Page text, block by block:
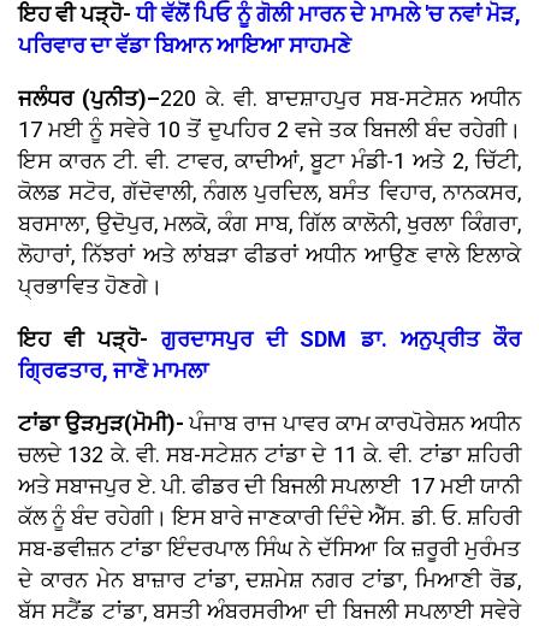
ਇਹ ਵੀ ਪੜ੍ਹੋ-ਧੀ ਵੱਲੋਂ ਪਿਓ ਨੂੰ ਗੋਲੀ ਮਾਰਨ ਦੇ ਮਾਮਲੇ 'ਚ ਨਵਾਂ ਮੋੜ,
ਪਰਿਵਾਰ ਦਾ ਵੱਡਾ ਬਿਆਨ ਆਇਆ ਸਾਹਮਣੇ
ਜਲੰਧਰ (ਪੁਨੀਤ)–220 ਕੇ. ਵੀ. ਬਾਦਸ਼ਾਹਪੁਰ ਸਬ-ਸਟੇਸ਼ਨ ਅਧੀਨ
17 ਮਈ ਨੂੰ ਸਵੇਰੇ 10 ਤੋਂ ਦੁਪਹਿਰ 2 ਵਜੇ ਤਕ ਬਿਜਲੀ ਬੰਦ ਰਹੇਗੀ।
ਇਸ ਕਾਰਨ ਟੀ. ਵੀ. ਟਾਵਰ, ਕਾਦੀਆਂ, ਬੂਟਾ ਮੰਡੀ-1 ਅਤੇ 2, ਚਿੱਟੀ,
ਕੋਲਡ ਸਟੋਰ, ਗੱਦੋਵਾਲੀ, ਨੰਗਲ ਪੁਰਦਿਲ, ਬਸੰਤ ਵਿਹਾਰ, ਨਾਨਕਸਰ,
ਬਰਸਾਲਾ, ਉਦੋਪੁਰ, ਮਲਕੋ, ਕੰਗ ਸਾਬ, ਗਿੱਲ ਕਾਲੋਨੀ, ਖੁਰਲਾ ਕਿੰਗਰਾ,
ਲੋਹਾਰਾਂ, ਨਿੱਝਰਾਂ ਅਤੇ ਲਾਂਬੜਾ ਫੀਡਰਾਂ ਅਧੀਨ ਆਉਣ ਵਾਲੇ ਇਲਾਕੇ
ਪ੍ਰਭਾਵਿਤ ਹੋਣਗੇ।
ਇਹ ਵੀ ਪੜ੍ਹੋ-ਗੁਰਦਾਸਪੁਰ ਦੀ SDM ਡਾ. ਅਨੁਪ੍ਰੀਤ ਕੌਰ
ਗ੍ਰਿਫਤਾਰ, ਜਾਣੋ ਮਾਮਲਾ
ਟਾਂਡਾ ਉੜਮੁੜ(ਮੋਮੀ)-ਪੰਜਾਬ ਰਾਜ ਪਾਵਰ ਕਾਮ ਕਾਰਪੋਰੇਸ਼ਨ ਅਧੀਨ
ਚਲਦੇ 132 ਕੇ. ਵੀ. ਸਬ-ਸਟੇਸ਼ਨ ਟਾਂਡਾ ਦੇ 11 ਕੇ. ਵੀ. ਟਾਂਡਾ ਸ਼ਹਿਰੀ
ਅਤੇ ਸਬਾਜਪੁਰ ਏ. ਪੀ. ਫੀਡਰ ਦੀ ਬਿਜਲੀ ਸਪਲਾਈ 17 ਮਈ ਯਾਨੀ
ਕੱਲ ਨੂੰ ਬੰਦ ਰਹੇਗੀ। ਇਸ ਬਾਰੇ ਜਾਣਕਾਰੀ ਦਿੰਦੇ ਐੱਸ. ਡੀ. ਓ. ਸ਼ਹਿਰੀ
ਸਬ-ਡਵੀਜ਼ਨ ਟਾਂਡਾ ਇੰਦਰਪਾਲ ਸਿੰਘ ਨੇ ਦੱਸਿਆ ਕਿ ਜ਼ਰੂਰੀ ਮੁਰੰਮਤ
ਦੇ ਕਾਰਨ ਮੇਨ ਬਾਜ਼ਾਰ ਟਾਂਡਾ, ਦਸ਼ਮੇਸ਼ ਨਗਰ ਟਾਂਡਾ, ਮਿਆਣੀ ਰੋਡ,
ਬੱਸ ਸਟੈਂਡ ਟਾਂਡਾ, ਬਸਤੀ ਅੰਬਰਸਰੀਆ ਦੀ ਬਿਜਲੀ ਸਪਲਾਈ ਸਵੇਰੇ